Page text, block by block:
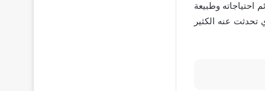
احتياجاته وطبيعة
عنه الكثير